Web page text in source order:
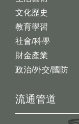
文化歷史
教育學習
社會/科學
財金產業
政治/外交/國防
流通管道